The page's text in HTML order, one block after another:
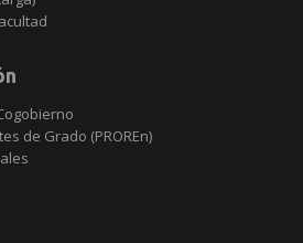
de Grado (PROREn)